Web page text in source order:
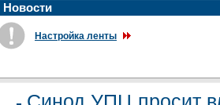
Новости
Настройка ленты